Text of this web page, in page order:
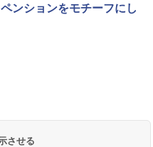
ンションをモチーフにし
させる